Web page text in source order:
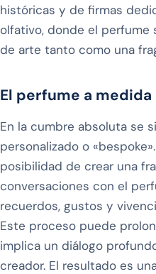
históricas y de firmas
olfativo, donde el
de arte tanto como una
El perfume a medida
En la cumbre absoluta se
personalizado o
posibilidad de crear una
conversaciones con el
recuerdos, gustos y
Este proceso puede
implica un diálogo
creador. El resultado es